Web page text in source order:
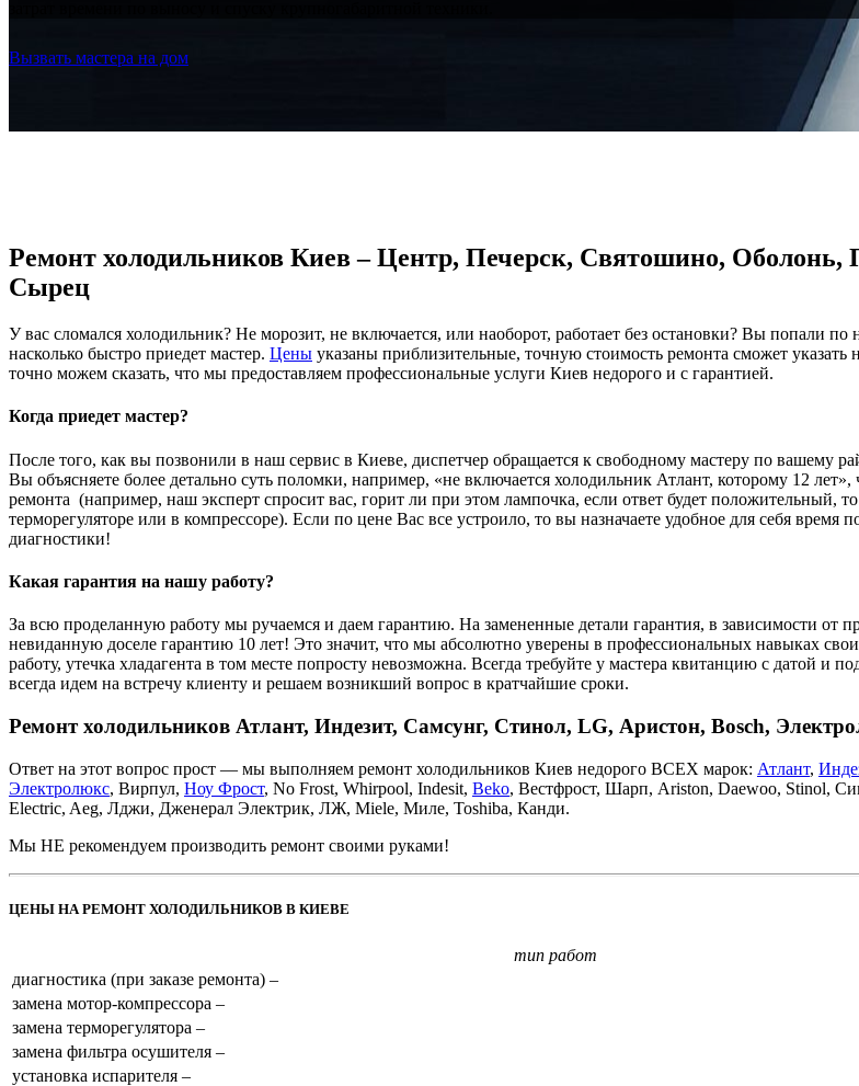
Вызвать мастера на дом
Ремонт холодильников Киев – Центр, Печерск, Святошино,
Сырец
У вас сломался холодильник? Не морозит, не включается, или наоборот, работает без остановки? Вы попали
насколько быстро приедет мастер. Цены указаны приблизительные, точную стоимость ремонта сможет
точно можем сказать, что мы предоставляем профессиональные услуги Киев недорого и с гарантией.
Когда приедет мастер?
После того, как вы позвонили в наш сервис в Киеве, диспетчер обращается к свободному мастеру по вашему
Вы объясняете более детально суть поломки, например, «не включается холодильник Атлант, которому 12
ремонта (например, наш эксперт спросит вас, горит ли при этом лампочка, если ответ будет положительный,
терморегуляторе или в компрессоре). Если по цене Вас все устроило, то вы назначаете удобное для себя
диагностики!
Какая гарантия на нашу работу?
За всю проделанную работу мы ручаемся и даем гарантию. На замененные детали гарантия, в зависимости от
невиданную доселе гарантию 10 лет! Это значит, что мы абсолютно уверены в профессиональных навыках
работу, утечка хладагента в том месте попросту невозможна. Всегда требуйте у мастера квитанцию с датой
всегда идем на встречу клиенту и решаем возникший вопрос в кратчайшие сроки.
Ремонт холодильников Атлант, Индезит, Самсунг, Стинол, LG, Аристон, Bosch,
Ответ на этот вопрос прост — мы выполняем ремонт холодильников Киев недорого ВСЕХ марок: Атлант,
Электролюкс, Вирпул, Ноу Фрост, No Frost, Whirpool, Indesit, Beko, Вестфрост, Шарп, Ariston, Daewoo, Stinol,
Electric, Aeg, Лджи, Дженерал Электрик, ЛЖ, Miele, Миле, Toshiba, Канди.
Мы НЕ рекомендуем производить ремонт своими руками!
ЦЕНЫ НА РЕМОНТ ХОЛОДИЛЬНИКОВ В КИЕВЕ
тип работ
диагностика (при заказе ремонта) –
замена мотор-компрессора –
замена терморегулятора –
замена фильтра осушителя –
установка испарителя –